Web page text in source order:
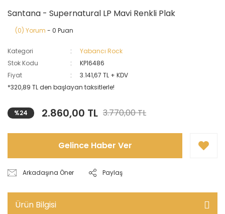
Santana - Supernatural LP Mavi Renkli Plak
(0) Yorum - 0 Puan
Kategori
Yabancı Rock
Stok Kodu
KP16486
Fiyat
3.141,67 TL + KDV
*320,89 TL den başlayan taksitlerle!
%24 2.860,00 TL 3.770,00 TL
Gelince Haber Ver
Arkadaşına Öner Paylaş
Ürün Bilgisi